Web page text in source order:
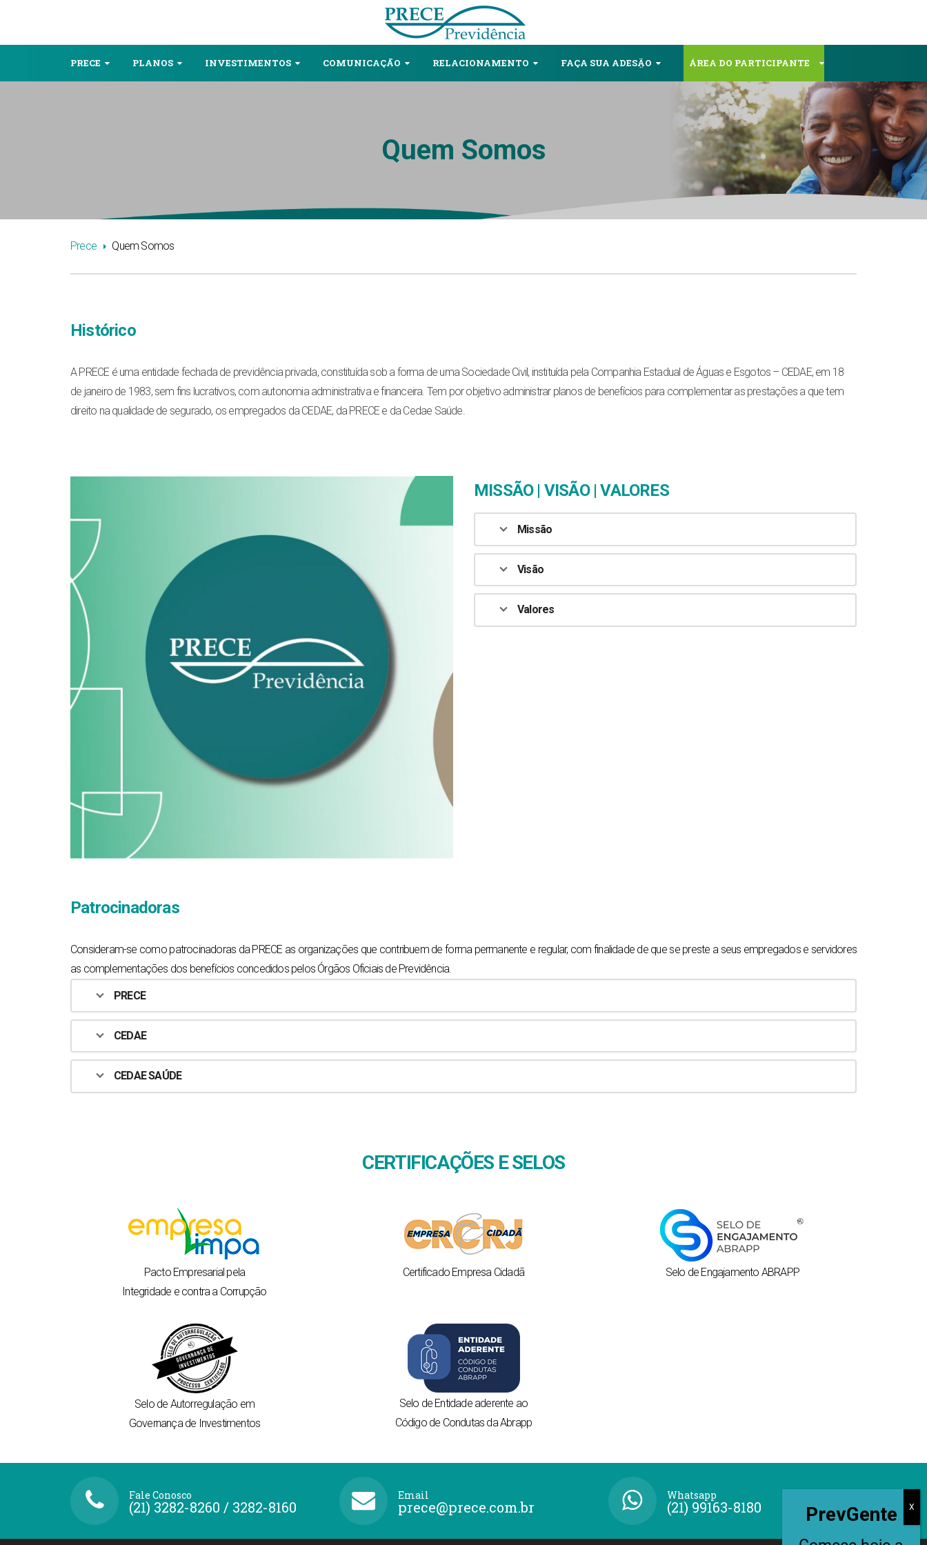
PRECE PLANOS INVESTIMENTOS COMUNICAÇĀO RELACIONAMENTO FAÇA SUA ADESÃO ÁREA DO PARTICIPANTE
Quem Somos
Prece Quem Somos
Histórico
A PRECE é uma entidade fechada de previdência privada, constituída sob a forma de uma Sociedade Civil, instituída pela Companhia Estadual de Águas e Esgotos – CEDAE, em 18
de janeiro de 1983, sem fins lucrativos, com autonomia administrativa e financeira. Tem por objetivo administrar planos de benefícios para complementar as prestações a que tem
direito na qualidade de segurado, os empregados da CEDAE, da PRECE e da Cedae Saúde.
MISSÃO | VISÃO | VALORES
Missão
Visão
Valores
Patrocinadoras
Consideram-se como patrocinadoras da PRECE as organizações que contribuem de forma permanente e regular, com finalidade de que se preste a seus empregados e servidores
as complementações dos benefícios concedidos pelos Órgãos Oficiais de Previdência.
PRECE
CEDAE
CEDAE SAÚDE
CERTIFICAÇÕES E SELOS
Pacto Empresarial pela
Integridade e contra a Corrupção
Certificado Empresa Cidadã Selo de Engajamento ABRAPP
Selo de Autorregulação em
Governança de Investimentos
Selo de Entidade aderente ao
Código de Condutas da Abrapp
Fale Conosco
(21) 3282-8260 / 3282-8160
Email
prece@prece.com.br
Whatsapp
(21) 99163-8180 PrevGente